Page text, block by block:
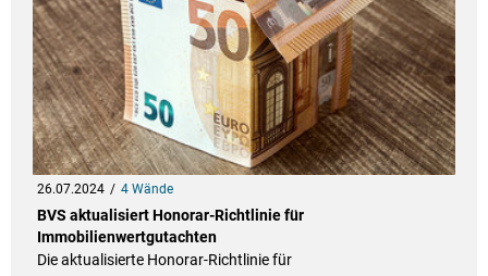
26.07.2024 4 Wände
BVS aktualisiert Honorar-Richtlinie für
Immobilienwertgutachten
Die aktualisierte Honorar-Richtlinie für